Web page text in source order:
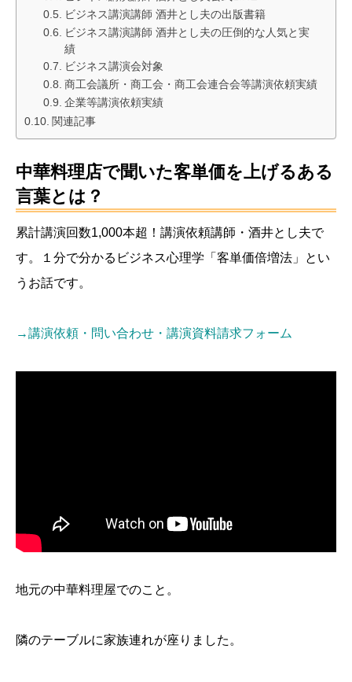
ビジネス講演講師 酒井とし夫の出版書籍
ビジネス講演講師 酒井とし夫の圧倒的な人気と実
績
ビジネス講演会対象
商工会議所・商工会・商工会連合会等講演依頼実績
企業等講演依頼実績
関連記事
中華料理店で聞いた客単価を上げるある
言葉とは？
累計講演回数1,000本超！講演依頼講師・酒井とし夫で
す。１分で分かるビジネス心理学「客単価倍増法」とい
うお話です。
→講演依頼・問い合わせ・講演資料請求フォーム
地元の中華料理屋でのこと。
隣のテーブルに家族連れが座りました。